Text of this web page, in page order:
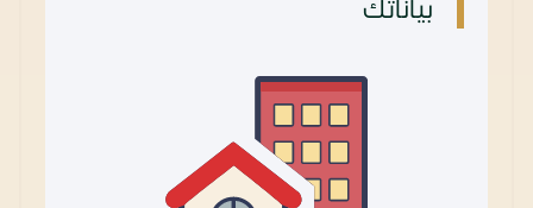
بياناتك